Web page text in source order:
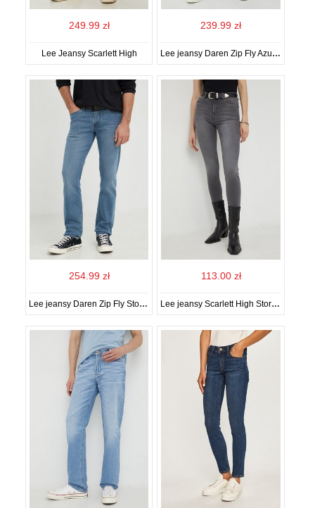
249.99 zł
Lee Jeansy Scarlett High
239.99 zł
Lee jeansy Daren Zip Fly Azure męskie
254.99 zł
Lee jeansy Daren Zip Fly Storm Cloud męskie
113.00 zł
Lee jeansy Scarlett High Storm Grey damskie high waist